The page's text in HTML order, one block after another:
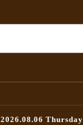
2026.08.06 Thursday